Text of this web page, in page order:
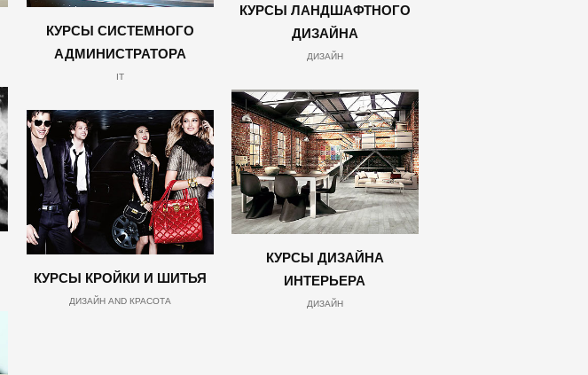
КУРСЫ ЛАНДШАФТНОГО
ДИЗАЙНА
ДИЗАЙН
КУРСЫ СИСТЕМНОГО
АДМИНИСТРАТОРА
IT
КУРСЫ ДИЗАЙНА
ИНТЕРЬЕРА
ДИЗАЙН
КУРСЫ КРОЙКИ И ШИТЬЯ
ДИЗАЙН AND КРАСОТА